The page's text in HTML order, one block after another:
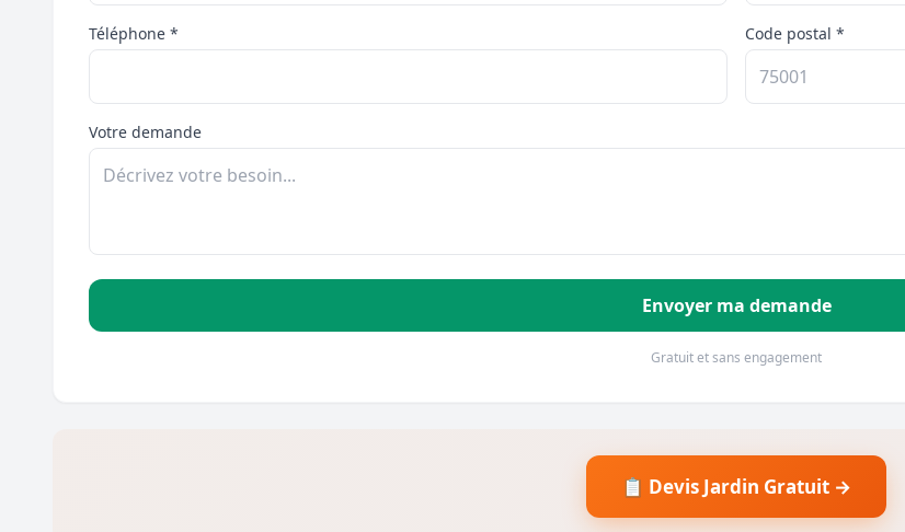
Téléphone * Code postal *
Votre demande
Envoyer ma demande
Gratuit et sans engagement
📋 Devis Jardin Gratuit →